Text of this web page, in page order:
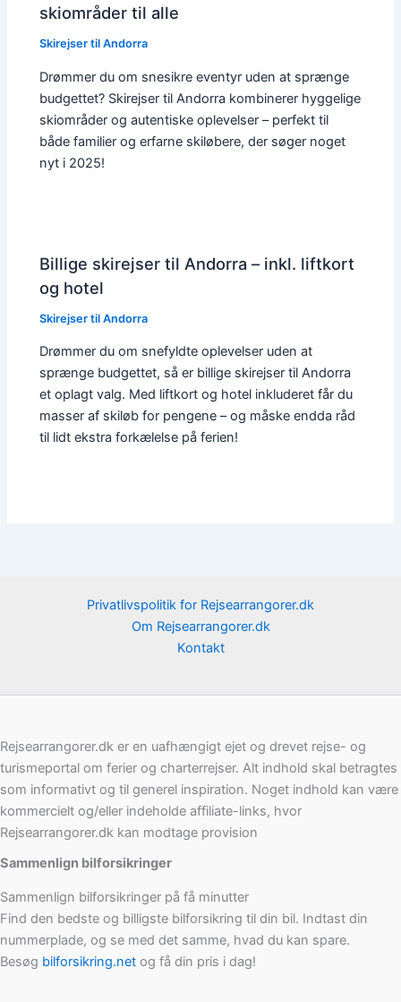
skiområder til alle
Skirejser til Andorra
Drømmer du om snesikre eventyr uden at sprænge
budgettet? Skirejser til Andorra kombinerer hyggelige
skiområder og autentiske oplevelser – perfekt til
både familier og erfarne skiløbere, der søger noget
nyt i 2025!
Billige skirejser til Andorra – inkl. liftkort
og hotel
Skirejser til Andorra
Drømmer du om snefyldte oplevelser uden at
sprænge budgettet, så er billige skirejser til Andorra
et oplagt valg. Med liftkort og hotel inkluderet får du
masser af skiløb for pengene – og måske endda råd
til lidt ekstra forkælelse på ferien!
Privatlivspolitik for Rejsearrangorer.dk
Om Rejsearrangorer.dk
Kontakt
Rejsearrangorer.dk er en uafhængigt ejet og drevet rejse- og
turismeportal om ferier og charterrejser. Alt indhold skal betragtes
som informativt og til generel inspiration. Noget indhold kan være
kommercielt og/eller indeholde affiliate-links, hvor
Rejsearrangorer.dk kan modtage provision
Sammenlign bilforsikringer
Sammenlign bilforsikringer på få minutter
Find den bedste og billigste bilforsikring til din bil. Indtast din
nummerplade, og se med det samme, hvad du kan spare.
Besøg bilforsikring.net og få din pris i dag!